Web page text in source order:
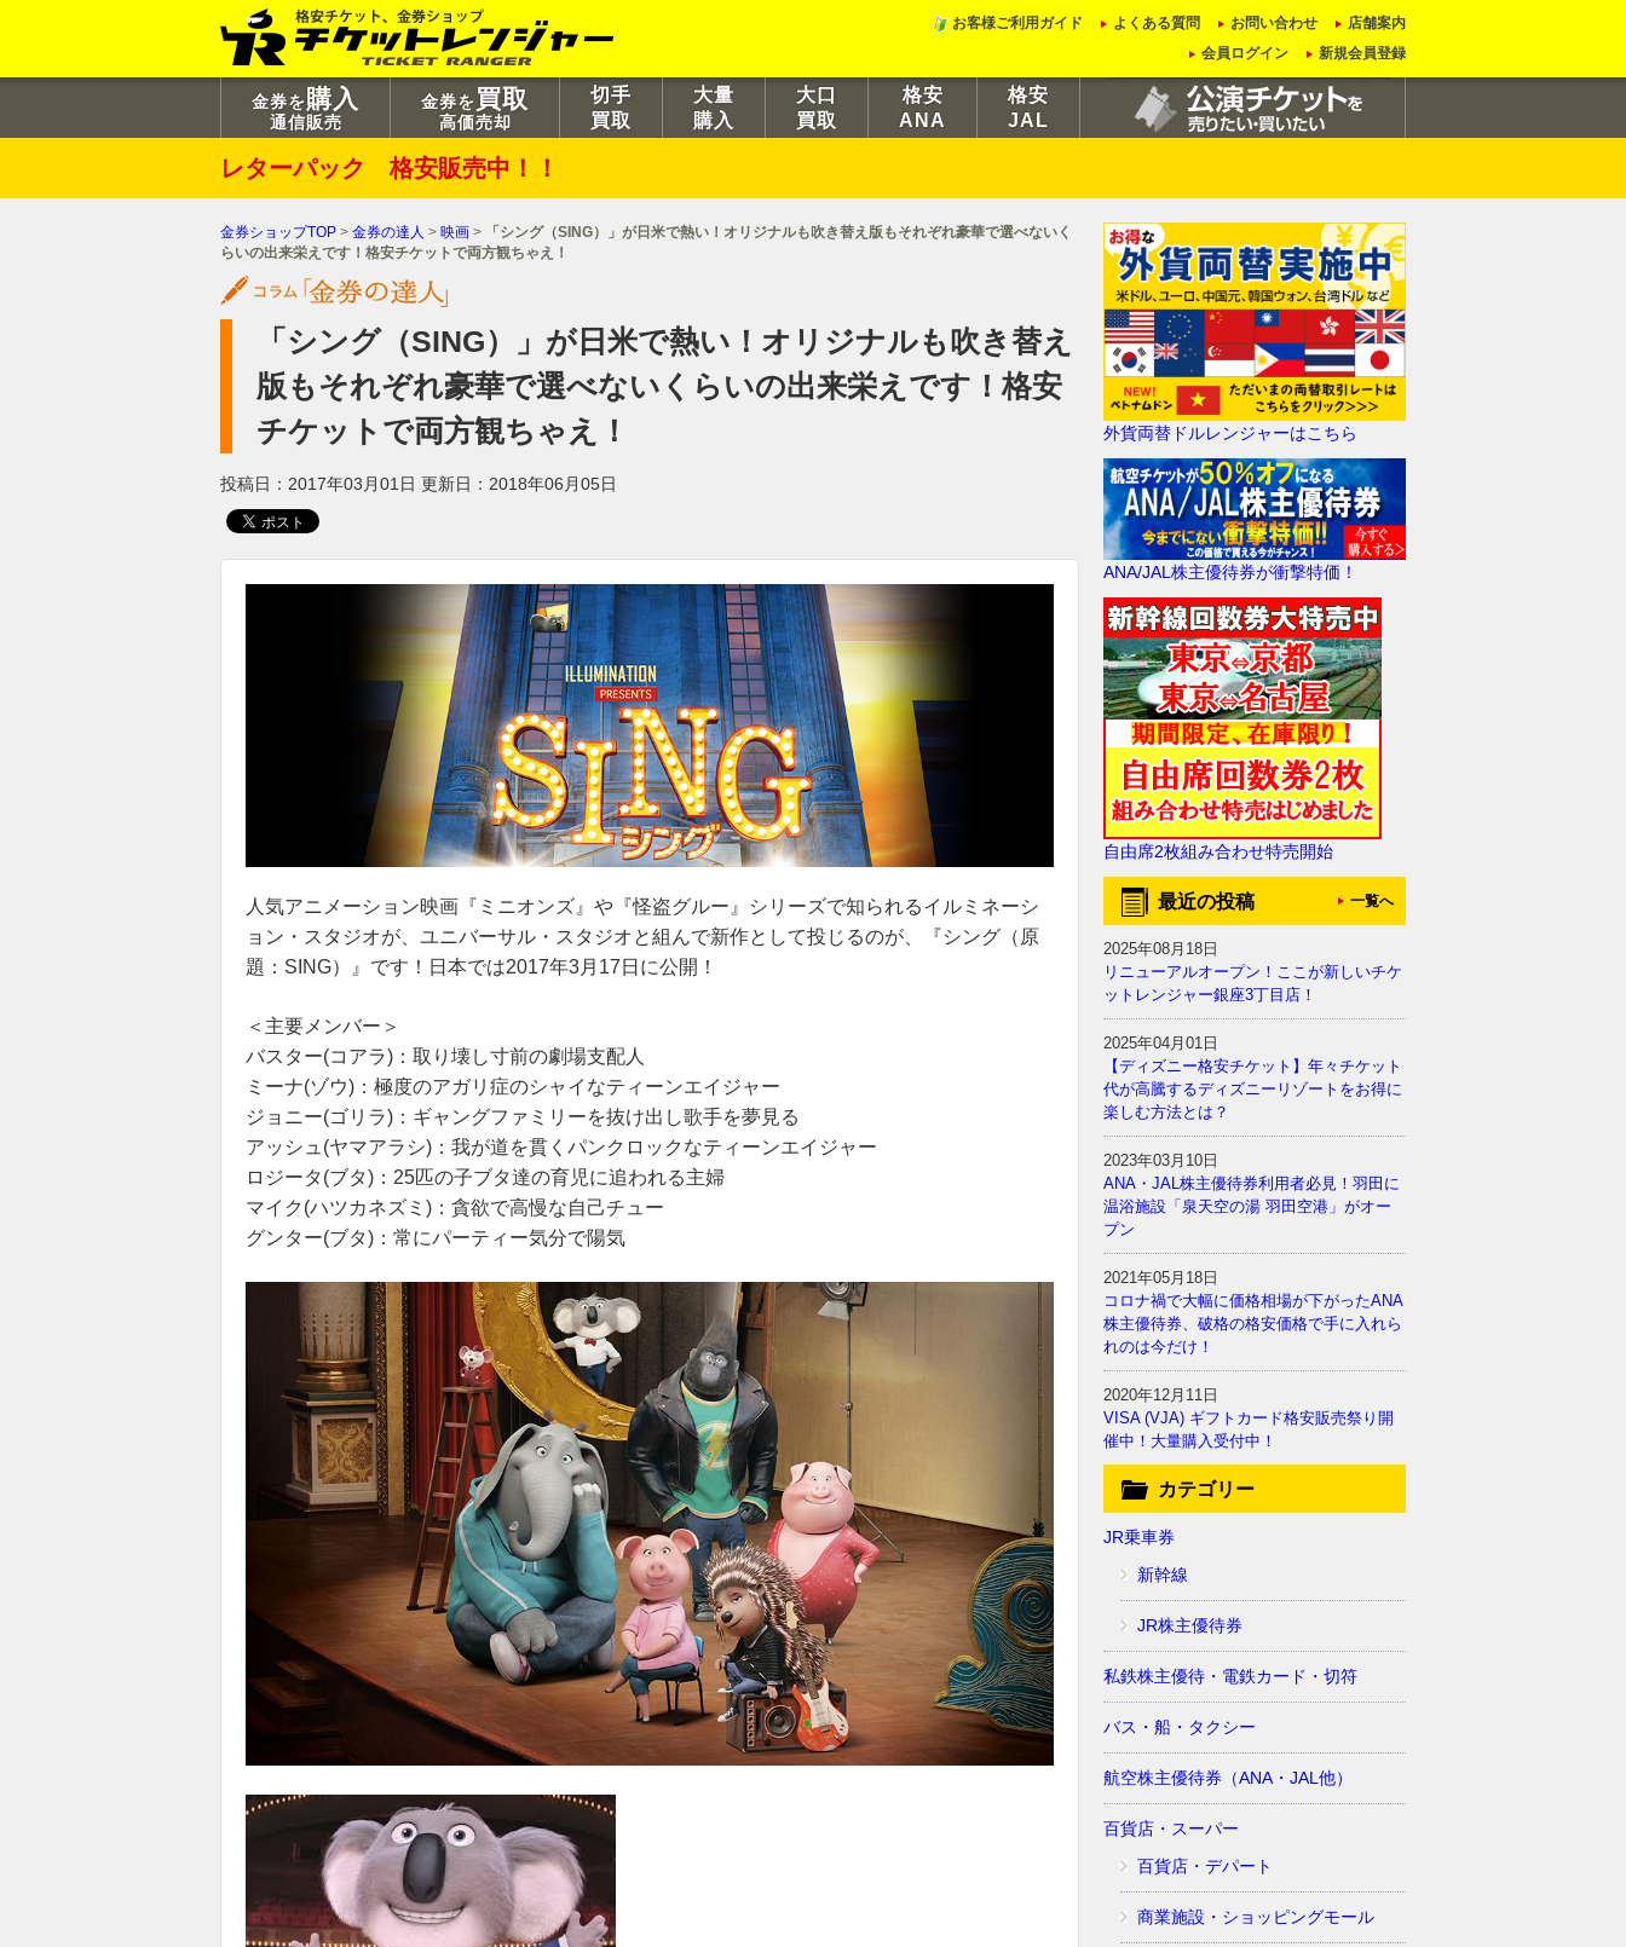
お客様ご利用ガイド よくある質問 お問い合わせ
店舗案内
会員ログイン
新規会員登録
金券を購入
通信販売
金券を買取
高価売却
切手
買取
大量
購入
大口
買取
格安
ANA
格安
JAL
レターパック 格安販売中！！
金券ショップTOP > 金券の達人 > 映画 >
「シング（SING）」が日米で熱い！オリジナルも吹き替え版もそれぞれ豪華で選べないく
らいの出来栄えです！格安チケットで両方観ちゃえ！
「シング（SING）」が日米で熱い！オリジナルも吹き替え
版もそれぞれ豪華で選べないくらいの出来栄えです！格安
チケットで両方観ちゃえ！
投稿日：2017年03月01日 更新日：2018年06月05日
人気アニメーション映画『ミニオンズ』や『怪盗グルー』シリーズで知られるイルミネーシ
ョン・スタジオが、ユニバーサル・スタジオと組んで新作として投じるのが、『シング（原
題：SING）』です！日本では2017年3月17日に公開！
＜主要メンバー＞
バスター(コアラ)：取り壊し寸前の劇場支配人
ミーナ(ゾウ)：極度のアガリ症のシャイなティーンエイジャー
ジョニー(ゴリラ)：ギャングファミリーを抜け出し歌手を夢見る
アッシュ(ヤマアラシ)：我が道を貫くパンクロックなティーンエイジャー
ロジータ(ブタ)：25匹の子ブタ達の育児に追われる主婦
マイク(ハツカネズミ)：貪欲で高慢な自己チュー
グンター(ブタ)：常にパーティー気分で陽気
外貨両替ドルレンジャーはこちら
ANA/JAL株主優待券が衝撃特価！
自由席2枚組み合わせ特売開始
最近の投稿 一覧へ
2025年08月18日
リニューアルオープン！ここが新しいチケ
ットレンジャー銀座3丁目店！
2025年04月01日
【ディズニー格安チケット】年々チケット
代が高騰するディズニーリゾートをお得に
楽しむ方法とは？
2023年03月10日
ANA・JAL株主優待券利用者必見！羽田に
温浴施設「泉天空の湯 羽田空港」がオー
プン
2021年05月18日
コロナ禍で大幅に価格相場が下がったANA
株主優待券、破格の格安価格で手に入れら
れのは今だけ！
2020年12月11日
VISA (VJA) ギフトカード格安販売祭り開
催中！大量購入受付中！
カテゴリー
JR乗車券
新幹線
JR株主優待券
私鉄株主優待・電鉄カード・切符
バス・船・タクシー
航空株主優待券（ANA・JAL他）
百貨店・スーパー
百貨店・デパート
商業施設・ショッピングモール